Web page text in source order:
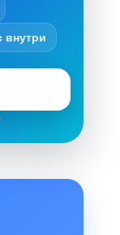
внутри